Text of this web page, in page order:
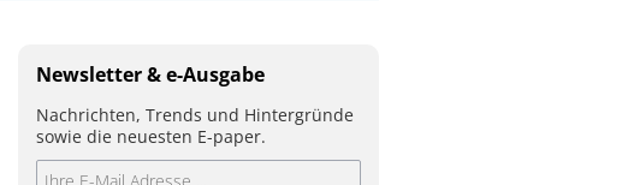
Newsletter & e-Ausgabe
Nachrichten, Trends und Hintergründe
sowie die neuesten E-paper.